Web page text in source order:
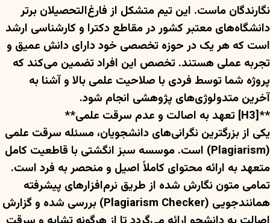
نگارندگان ماست. این تیم متشکل از فارغ‌التحصیلان برتر
دانشگاه‌های معتبر کشور در مقاطع دکترا و کارشناسی ارشد
است که هر یک در حوزه تخصصی خود دارای دانش عمیق و
تجربه عملی هستند. تخصص این افراد تضمین می‌کند که
پروژه شما توسط فردی با صلاحیت علمی بالا و آشنا به
آخرین متدولوژی‌های پژوهشی انجام شود.
**[H3] تعهد به اصالت و عدم سرقت علمی**
یکی از بزرگترین نگرانی‌های دانشجویان، مسئله سرقت علمی
(Plagiarism) است. موسسه سبز انگشتی با قاطعیت کامل
متعهد به ارائه محتوای کاملاً اصیل و منحصر به فرد است.
تمامی متون نگارش شده از طریق نرم‌افزارهای پیشرفته
همانندجویی (Plagiarism Checker) بررسی شده و گزارش